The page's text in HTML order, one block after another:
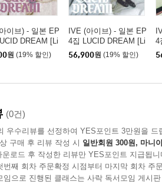
이브) - 일본 EP
DREAM [Li
I / CD +
원 (19% 할인)
IVE (아이브) - 일본 EP
4집 LUCID DREAM [Li
mited Edition V / CD +
PhotoBook]
56,900원 (19% 할인)
4
(0건)
우수리뷰를 선정하여 YES포인트 3만원을 드
구매 후 리뷰 작성 시 일반회원 300원, 마니
운로드 후 작성한 리뷰만 YES포인트 지급됩니
번째 회차 주문확정 시점부터 마지막 회차 주
임으로 진행된 클래스는 사락 독서모임 게시